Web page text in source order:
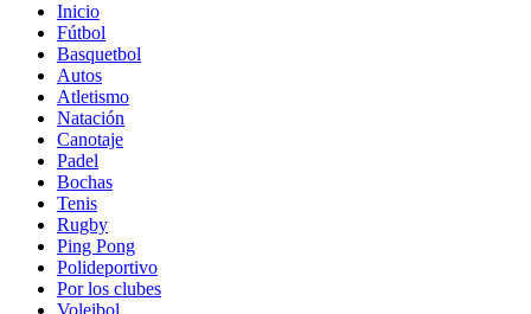
Inicio
Fútbol
Basquetbol
Autos
Atletismo
Natación
Canotaje
Padel
Bochas
Tenis
Rugby
Ping Pong
Polideportivo
Por los clubes
Voleibol